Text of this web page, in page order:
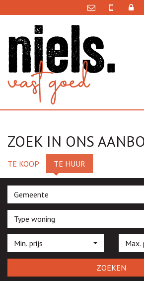
ZOEK IN ONS
Gemeente
Type woning
Min. prijs Max.
ZOEKEN
TE KOOP TE HUUR